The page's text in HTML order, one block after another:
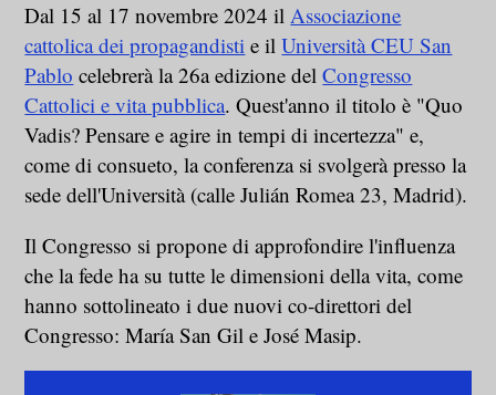
Dal 15 al 17 novembre 2024 ilAssociazione
cattolica dei propagandisti e ilUniversità CEU San
Pablo celebrerà la 26a edizione delCongresso
Cattolici e vita pubblica. Quest'anno il titolo è "Quo
Vadis? Pensare e agire in tempi di incertezza" e,
come di consueto, la conferenza si svolgerà presso la
sede dell'Università (calle Julián Romea 23, Madrid).
Il Congresso si propone di approfondire l'influenza
che la fede ha su tutte le dimensioni della vita, come
hanno sottolineato i due nuovi co-direttori del
Congresso: María San Gil e José Masip.